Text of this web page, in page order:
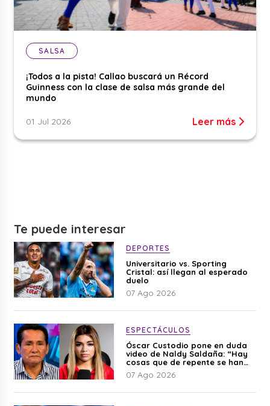
SALSA
¡Todos a la pista! Callao buscará un Récord
Guinness con la clase de salsa más grande del
mundo
01 Jul 2026 Leer más
Te puede interesar
DEPORTES
Universitario vs. Sporting
Cristal: así llegan al esperado
duelo
07 Ago 2026
ESPECTÁCULOS
Óscar Custodio pone en duda
video de Naldy Saldaña: “Hay
cosas que de repente se han
editado”
07 Ago 2026